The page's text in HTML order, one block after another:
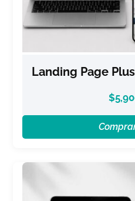
Landing Page
$